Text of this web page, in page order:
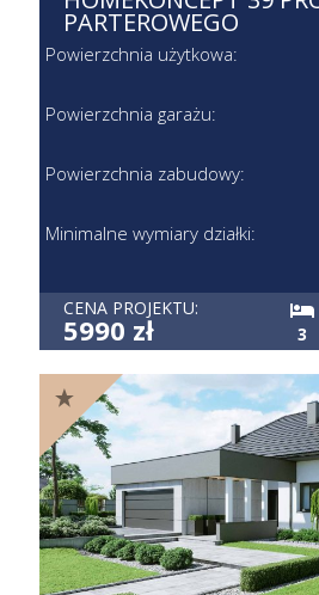
PARTEROWEGO
Powierzchnia użytkowa:
Powierzchnia garażu:
Powierzchnia zabudowy:
Minimalne wymiary działki:
CENA PROJEKTU:
5990 zł 3